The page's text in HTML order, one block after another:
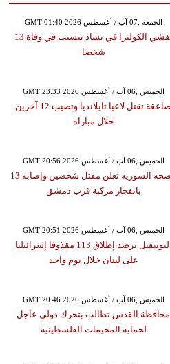
GMT 01:40 2026 الجمعة ,07 آب / أغسطس
تفشي الكوليرا في تشاد يتسبب في وفاة 13
شخصا
GMT 23:33 2026 الخميس ,06 آب / أغسطس
صاعقة تقتل لاعبا تايلانديا وتصيب 12 آخرين
خلال مباراة
GMT 20:56 2026 الخميس ,06 آب / أغسطس
الصحة السورية تعلن مقتل شخصين وإصابة 13
بانفجار مركبة قرب دمشق
GMT 20:51 2026 الخميس ,06 آب / أغسطس
اليونيفيل ترصد إطلاق 113 مقذوفا إسرائيليا
على لبنان خلال يوم واحد
GMT 20:46 2026 الخميس ,06 آب / أغسطس
محافظة القدس تطالب بتحرك دولي عاجل
لحماية المخيمات الفلسطينية